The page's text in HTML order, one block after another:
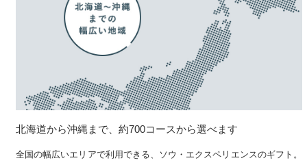
北海道から沖縄まで、約700コースから選べます
全国の幅広いエリアで利用できる、ソウ・エクスペリエンスのギフト。